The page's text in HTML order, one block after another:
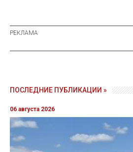
ПОСЛЕДНИЕ ПУБЛИКАЦИИ »
06 августа 2026